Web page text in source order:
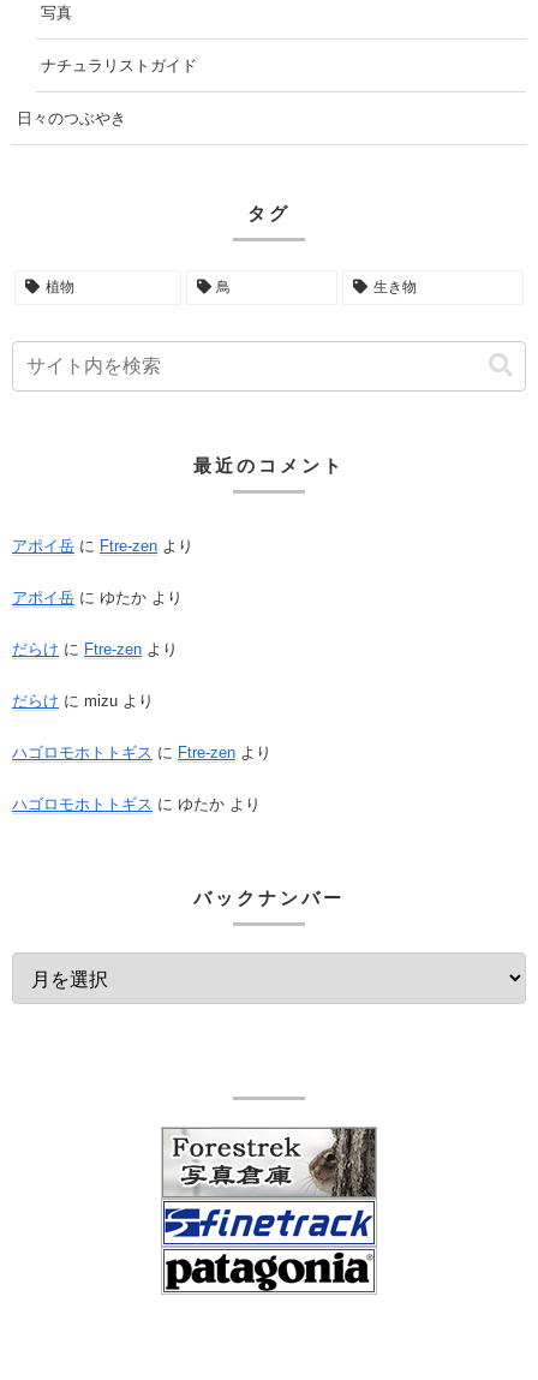
写真
ナチュラリストガイド
日々のつぶやき
タグ
植物 鳥 生き物
最近のコメント
アポイ岳 に Ftre-zen より
アポイ岳 に ゆたか より
だらけ に Ftre-zen より
だらけ に mizu より
ハゴロモホトトギス に Ftre-zen より
ハゴロモホトトギス に ゆたか より
バックナンバー